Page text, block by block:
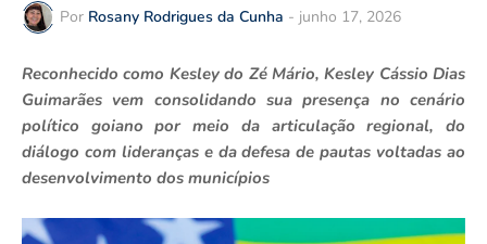
Por Rosany Rodrigues da Cunha - junho 17, 2026
Reconhecido como Kesley do Zé Mário, Kesley Cássio Dias
Guimarães vem consolidando sua presença no cenário
político goiano por meio da articulação regional, do
diálogo com lideranças e da defesa de pautas voltadas ao
desenvolvimento dos municípios